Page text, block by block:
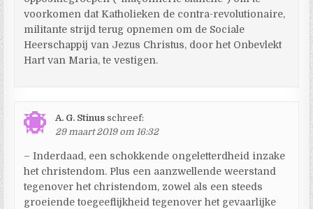
voorkomen dat Katholieken de contra-revolutionaire,
militante strijd terug opnemen om de Sociale
Heerschappij van Jezus Christus, door het Onbevlekt
Hart van Maria, te vestigen.
A. G. Stinus schreef:
29 maart 2019 om 16:32
– Inderdaad, een schokkende ongeletterdheid inzake
het christendom. Plus een aanzwellende weerstand
tegenover het christendom, zowel als een steeds
groeiende toegeeflijkheid tegenover het gevaarlijke